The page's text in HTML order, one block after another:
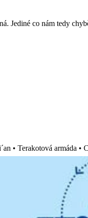
Jediné co nám tedy
• Terakotová armáda •